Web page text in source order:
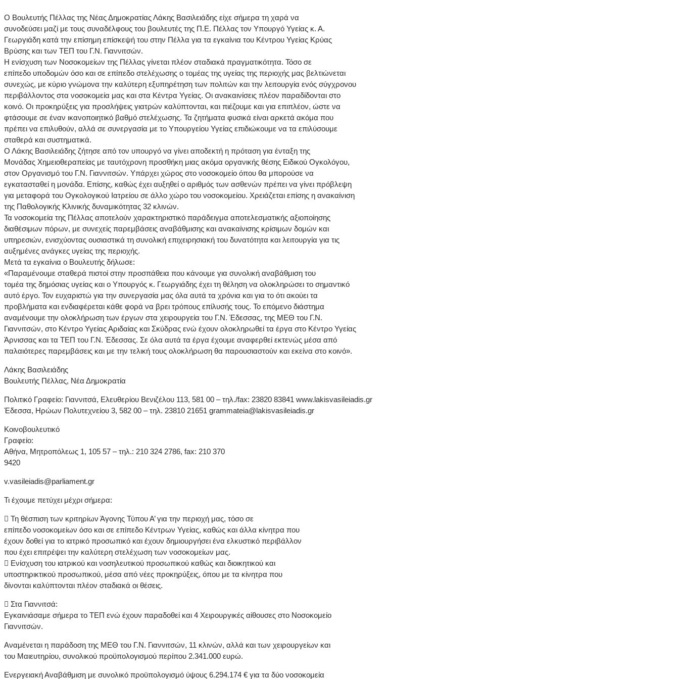
Ο Βουλευτής Πέλλας της Νέας Δημοκρατίας Λάκης Βασιλειάδης είχε σήμερα τη χαρά να
συνοδεύσει μαζί με τους συναδέλφους του βουλευτές της Π.Ε. Πέλλας τον Υπουργό Υγείας κ. Α.
Γεωργιάδη κατά την επίσημη επίσκεψή του στην Πέλλα για τα εγκαίνια του Κέντρου Υγείας Κρύας
Βρύσης και των ΤΕΠ του Γ.Ν. Γιαννιτσών.
Η ενίσχυση των Νοσοκομείων της Πέλλας γίνεται πλέον σταδιακά πραγματικότητα. Τόσο σε
επίπεδο υποδομών όσο και σε επίπεδο στελέχωσης ο τομέας της υγείας της περιοχής μας βελτιώνεται
συνεχώς, με κύριο γνώμονα την καλύτερη εξυπηρέτηση των πολιτών και την λειτουργία ενός σύγχρονου
περιβάλλοντος στα νοσοκομεία μας και στα Κέντρα Υγείας. Οι ανακαινίσεις πλέον παραδίδονται στο
κοινό. Οι προκηρύξεις για προσλήψεις γιατρών καλύπτονται, και πιέζουμε και για επιπλέον, ώστε να
φτάσουμε σε έναν ικανοποιητικό βαθμό στελέχωσης. Τα ζητήματα φυσικά είναι αρκετά ακόμα που
πρέπει να επιλυθούν, αλλά σε συνεργασία με το Υπουργείου Υγείας επιδιώκουμε να τα επιλύσουμε
σταθερά και συστηματικά.
Ο Λάκης Βασιλειάδης ζήτησε από τον υπουργό να γίνει αποδεκτή η πρόταση για ένταξη της
Μονάδας Χημειοθεραπείας με ταυτόχρονη προσθήκη μιας ακόμα οργανικής θέσης Ειδικού Ογκολόγου,
στον Οργανισμό του Γ.Ν. Γιαννιτσών. Υπάρχει χώρος στο νοσοκομείο όπου θα μπορούσε να
εγκατασταθεί η μονάδα. Επίσης, καθώς έχει αυξηθεί ο αριθμός των ασθενών πρέπει να γίνει πρόβλεψη
για μεταφορά του Ογκολογικού Ιατρείου σε άλλο χώρο του νοσοκομείου. Χρειάζεται επίσης η ανακαίνιση
της Παθολογικής Κλινικής δυναμικότητας 32 κλινών.
Τα νοσοκομεία της Πέλλας αποτελούν χαρακτηριστικό παράδειγμα αποτελεσματικής αξιοποίησης
διαθέσιμων πόρων, με συνεχείς παρεμβάσεις αναβάθμισης και ανακαίνισης κρίσιμων δομών και
υπηρεσιών, ενισχύοντας ουσιαστικά τη συνολική επιχειρησιακή του δυνατότητα και λειτουργία για τις
αυξημένες ανάγκες υγείας της περιοχής.
Μετά τα εγκαίνια ο Βουλευτής δήλωσε:
«Παραμένουμε σταθερά πιστοί στην προσπάθεια που κάνουμε για συνολική αναβάθμιση του
τομέα της δημόσιας υγείας και ο Υπουργός κ. Γεωργιάδης έχει τη θέληση να ολοκληρώσει το σημαντικό
αυτό έργο. Τον ευχαριστώ για την συνεργασία μας όλα αυτά τα χρόνια και για το ότι ακούει τα
προβλήματα και ενδιαφέρεται κάθε φορά να βρει τρόπους επίλυσής τους. Το επόμενο διάστημα
αναμένουμε την ολοκλήρωση των έργων στα χειρουργεία του Γ.Ν. Έδεσσας, της ΜΕΘ του Γ.Ν.
Γιαννιτσών, στο Κέντρο Υγείας Αριδαίας και Σκύδρας ενώ έχουν ολοκληρωθεί τα έργα στο Κέντρο Υγείας
Άρνισσας και τα ΤΕΠ του Γ.Ν. Έδεσσας. Σε όλα αυτά τα έργα έχουμε αναφερθεί εκτενώς μέσα από
παλαιότερες παρεμβάσεις και με την τελική τους ολοκλήρωση θα παρουσιαστούν και εκείνα στο κοινό».
Λάκης Βασιλειάδης
Βουλευτής Πέλλας, Νέα Δημοκρατία
Πολιτικό Γραφείο: Γιαννιτσά, Ελευθερίου Βενιζέλου 113, 581 00 – τηλ./fax: 23820 83841 www.lakisvasileiadis.gr
Έδεσσα, Ηρώων Πολυτεχνείου 3, 582 00 – τηλ. 23810 21651 grammateia@lakisvasileiadis.gr
Κοινοβουλευτικό
Γραφείο:
Αθήνα, Mητροπόλεως 1, 105 57 – τηλ.: 210 324 2786, fax: 210 370
9420
v.vasileiadis@parliament.gr
Τι έχουμε πετύχει μέχρι σήμερα:
 Τη θέσπιση των κριτηρίων Άγονης Τύπου Α’ για την περιοχή μας, τόσο σε
επίπεδο νοσοκομείων όσο και σε επίπεδο Κέντρων Υγείας, καθώς και άλλα κίνητρα που
έχουν δοθεί για το ιατρικό προσωπικό και έχουν δημιουργήσει ένα ελκυστικό περιβάλλον
που έχει επιτρέψει την καλύτερη στελέχωση των νοσοκομείων μας.
 Ενίσχυση του ιατρικού και νοσηλευτικού προσωπικού καθώς και διοικητικού και
υποστηρικτικού προσωπικού, μέσα από νέες προκηρύξεις, όπου με τα κίνητρα που
δίνονται καλύπτονται πλέον σταδιακά οι θέσεις.
 Στα Γιαννιτσά:
Εγκαινιάσαμε σήμερα το ΤΕΠ ενώ έχουν παραδοθεί και 4 Χειρουργικές αίθουσες στο Νοσοκομείο
Γιαννιτσών.
Αναμένεται η παράδοση της ΜΕΘ του Γ.Ν. Γιαννιτσών, 11 κλινών, αλλά και των χειρουργείων και
του Μαιευτηρίου, συνολικού προϋπολογισμού περίπου 2.341.000 ευρώ.
Ενεργειακή Αναβάθμιση με συνολικό προϋπολογισμό ύψους 6.294.174 € για τα δύο νοσοκομεία